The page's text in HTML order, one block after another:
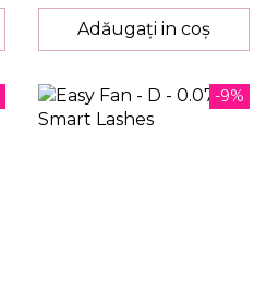
Adăugați in coș
-9%